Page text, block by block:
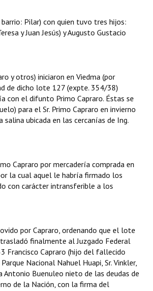
Pilar) con quien tuvo tres hijos:
y Juan Jesús) y Augusto Gustacio
y otros) iniciaron en Viedma (por
de dicho lote 127 (expte. 354/38)
con el difunto Primo Capraro. Éstas se
para el Sr. Primo Capraro en invierno
ubicada en las cercanías de Ing.
Capraro por mercadería comprada en
la cual aquel le habría firmado los
con carácter intransferible a los
por Capraro, ordenando que el lote
finalmente al Juzgado Federal
Francisco Capraro (hijo del fallecido
Nacional Nahuel Huapi, Sr. Vinkler,
Buenuleo nieto de las deudas de
de la Nación, con la firma del